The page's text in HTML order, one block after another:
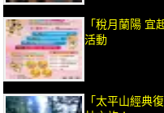
「稅月蘭陽
活動
「太平山經典